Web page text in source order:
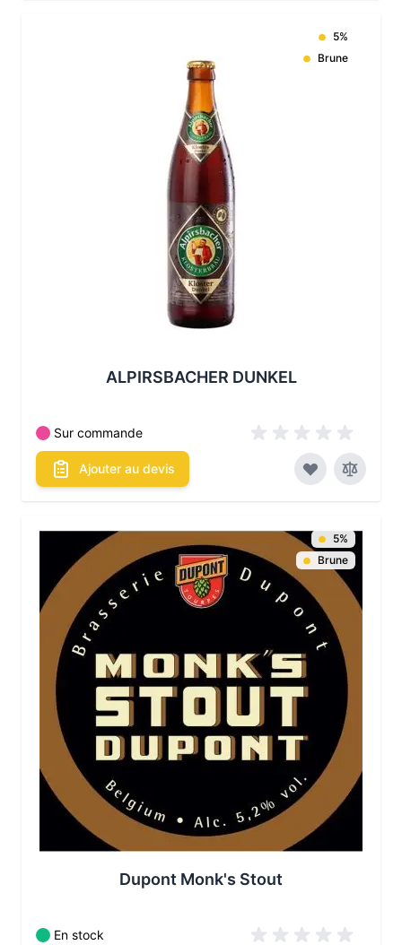
5%
Brune
Les conditionnements disponibles :
ALPIRSBACHER DUNKEL
Sur commande
Ajouter au devis
5%
Brune
Les conditionnements disponibles :
Dupont Monk's Stout
En stock